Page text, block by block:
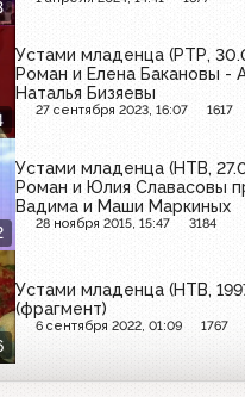
Устами младенца (РТР,
Роман и Елена Бакановы -
Наталья Бизяевы
27 сентября 2023, 16:07 1617
Устами младенца (НТВ,
Роман и Юлия Славасовы
Вадима и Маши Маркиных
28 ноября 2015, 15:47 3184
Устами младенца (НТВ,
(фрагмент)
6 сентября 2022, 01:09 1767